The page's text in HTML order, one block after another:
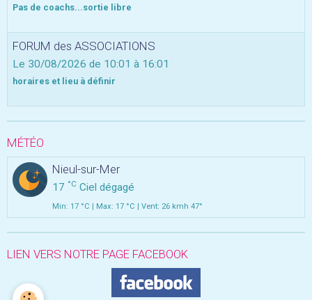
Pas de coachs...sortie libre
FORUM des ASSOCIATIONS
Le 30/08/2026 de 10:01 à 16:01
horaires et lieu à définir
MÉTÉO
Nieul-sur-Mer
17 °C Ciel dégagé
Min: 17 °C | Max: 17 °C | Vent: 26 kmh 47°
LIEN VERS NOTRE PAGE FACEBOOK